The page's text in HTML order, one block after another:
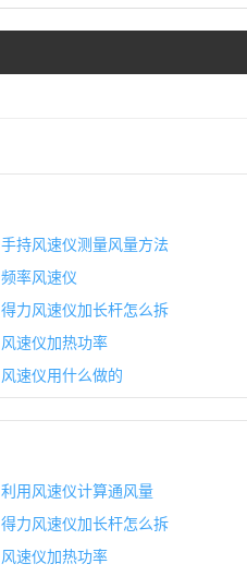
手持风速仪测量风量方法
频率风速仪
得力风速仪加长杆怎么拆
风速仪加热功率
风速仪用什么做的
利用风速仪计算通风量
得力风速仪加长杆怎么拆
风速仪加热功率